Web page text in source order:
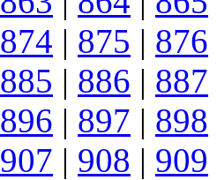
874 | 875 | 876
885 | 886 | 887
896 | 897 | 898
907 | 908 | 909